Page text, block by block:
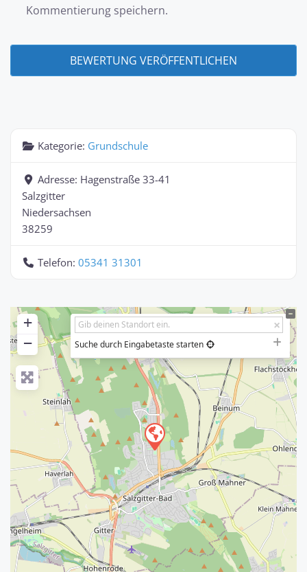
Kommentierung speichern.
Kategorie: Grundschule
Adresse: Hagenstraße 33-41
Salzgitter
Niedersachsen
38259
Telefon: 05341 31301
+
−
Suche durch Eingabetaste starten